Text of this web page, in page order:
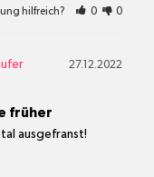
hilfreich? 0 0
27.12.2022
früher
ausgefranst!